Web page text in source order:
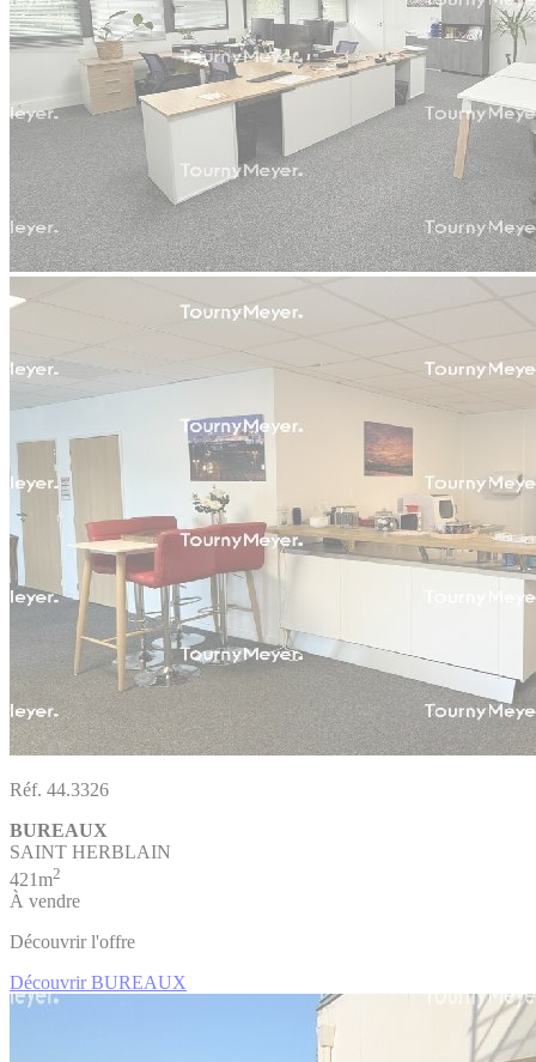
Réf. 44.3326
BUREAUX
SAINT HERBLAIN
421m2
À vendre
Découvrir l'offre
Découvrir BUREAUX